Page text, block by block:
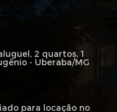
2 quartos, 1
- Uberaba/MG
para locação no